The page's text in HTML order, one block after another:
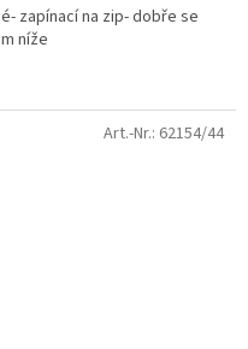
zapínací na zip- dobře se
níže
Art.-Nr.: 62154/44